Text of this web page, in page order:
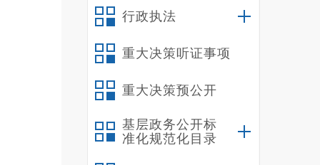
行政执法
重大决策听证事项
重大决策预公开
基层政务公开标
准化规范化目录